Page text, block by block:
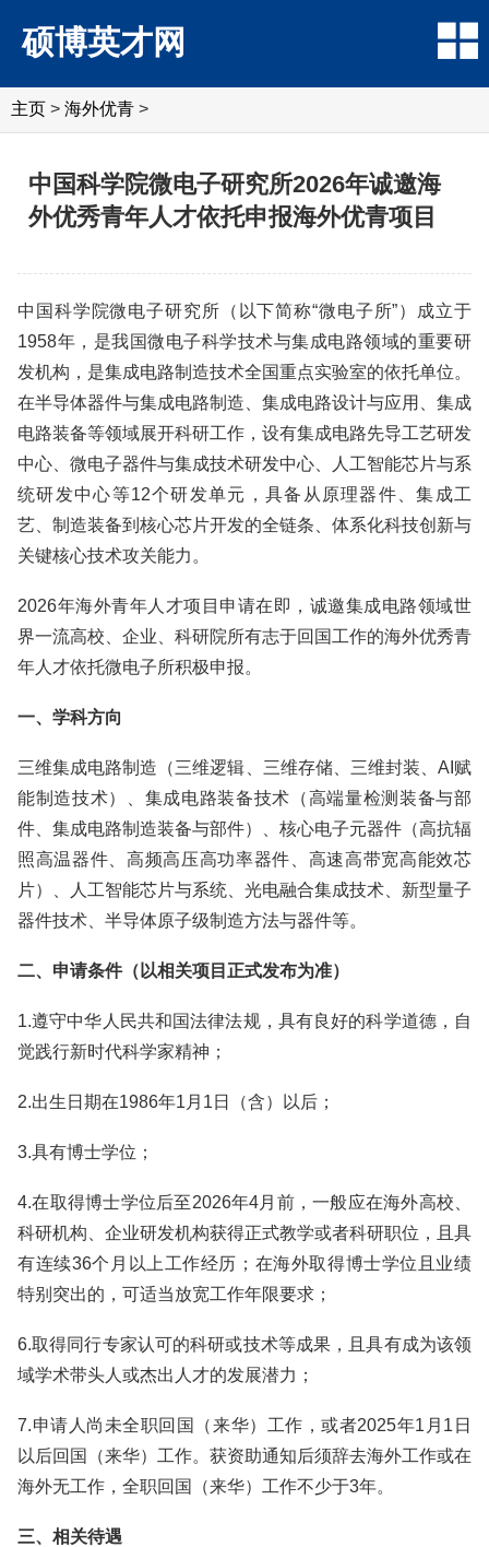
硕博英才网
主页 > 海外优青 >
中国科学院微电子研究所2026年诚邀海
外优秀青年人才依托申报海外优青项目
中国科学院微电子研究所（以下简称“微电子所”）成立于
1958年，是我国微电子科学技术与集成电路领域的重要研
发机构，是集成电路制造技术全国重点实验室的依托单位。
在半导体器件与集成电路制造、集成电路设计与应用、集成
电路装备等领域展开科研工作，设有集成电路先导工艺研发
中心、微电子器件与集成技术研发中心、人工智能芯片与系
统研发中心等12个研发单元，具备从原理器件、集成工
艺、制造装备到核心芯片开发的全链条、体系化科技创新与
关键核心技术攻关能力。
2026年海外青年人才项目申请在即，诚邀集成电路领域世
界一流高校、企业、科研院所有志于回国工作的海外优秀青
年人才依托微电子所积极申报。
一、学科方向
三维集成电路制造（三维逻辑、三维存储、三维封装、AI赋
能制造技术）、集成电路装备技术（高端量检测装备与部
件、集成电路制造装备与部件）、核心电子元器件（高抗辐
照高温器件、高频高压高功率器件、高速高带宽高能效芯
片）、人工智能芯片与系统、光电融合集成技术、新型量子
器件技术、半导体原子级制造方法与器件等。
二、申请条件（以相关项目正式发布为准）
1.遵守中华人民共和国法律法规，具有良好的科学道德，自
觉践行新时代科学家精神；
2.出生日期在1986年1月1日（含）以后；
3.具有博士学位；
4.在取得博士学位后至2026年4月前，一般应在海外高校、
科研机构、企业研发机构获得正式教学或者科研职位，且具
有连续36个月以上工作经历；在海外取得博士学位且业绩
特别突出的，可适当放宽工作年限要求；
6.取得同行专家认可的科研或技术等成果，且具有成为该领
域学术带头人或杰出人才的发展潜力；
7.申请人尚未全职回国（来华）工作，或者2025年1月1日
以后回国（来华）工作。获资助通知后须辞去海外工作或在
海外无工作，全职回国（来华）工作不少于3年。
三、相关待遇